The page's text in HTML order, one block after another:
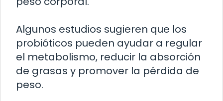
Algunos estudios sugieren que los
probióticos pueden ayudar a regular
el metabolismo, reducir la absorción
de grasas y promover la pérdida de
peso.